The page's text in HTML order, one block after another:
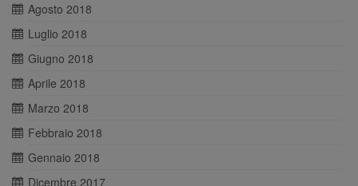
Agosto 2018
Luglio 2018
Giugno 2018
Aprile 2018
Marzo 2018
Febbraio 2018
Gennaio 2018
Dicembre 2017